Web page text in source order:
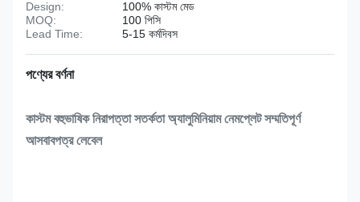
Design:
100% কাস্টম মেড
MOQ:
100 পিসি
Lead Time:
5-15 কর্মদিবস
পণ্যের বর্ণনা
কাস্টম বহুভাষিক নিরাপত্তা সতর্কতা অ্যালুমিনিয়াম নেমপ্লেট সম্মতিপূর্ণ
আসবাবপত্র লেবেল